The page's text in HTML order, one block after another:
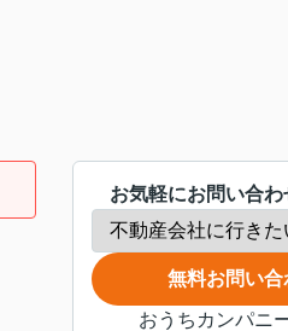
お気軽にお問い合
無料お問い合
おうちカンパニ